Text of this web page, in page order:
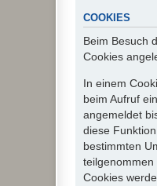
COOKIES
Beim Besuch
Cookies
In einem
beim Aufruf
angemeldet
diese
bestimmten
teilgenommen
Cookies